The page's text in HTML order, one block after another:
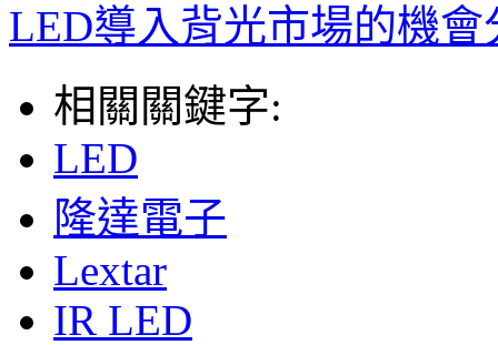
LED導入背光市場的機會
相關關鍵字:
LED
隆達電子
Lextar
IR LED